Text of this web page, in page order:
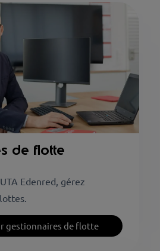
de flotte
Edenred, gérez
gestionnaires de flotte